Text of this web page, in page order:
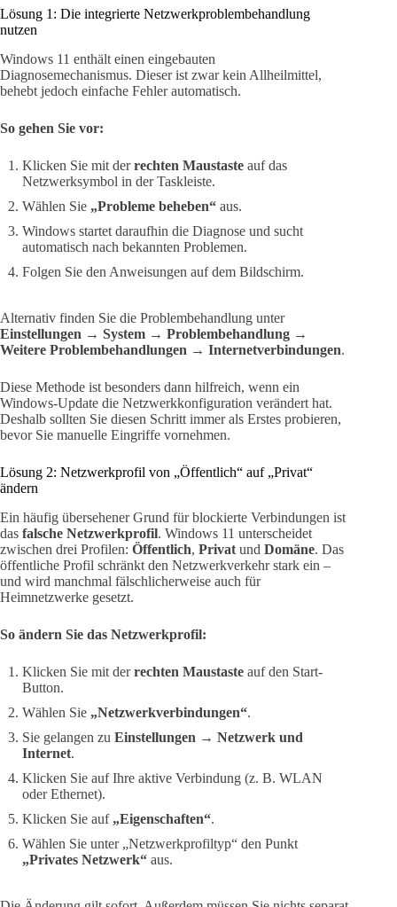
Lösung 1: Die integrierte Netzwerkproblembehandlung
nutzen
Windows 11 enthält einen eingebauten
Diagnosemechanismus. Dieser ist zwar kein Allheilmittel,
behebt jedoch einfache Fehler automatisch.
So gehen Sie vor:
Klicken Sie mit derrechten Maustaste auf das
Netzwerksymbol in der Taskleiste.
Wählen Sie „Probleme beheben“ aus.
Windows startet daraufhin die Diagnose und sucht
automatisch nach bekannten Problemen.
Folgen Sie den Anweisungen auf dem Bildschirm.
Alternativ finden Sie die Problembehandlung unter
Einstellungen → System → Problembehandlung →
Weitere Problembehandlungen → Internetverbindungen.
Diese Methode ist besonders dann hilfreich, wenn ein
Windows-Update die Netzwerkkonfiguration verändert hat.
Deshalb sollten Sie diesen Schritt immer als Erstes probieren,
bevor Sie manuelle Eingriffe vornehmen.
Lösung 2: Netzwerkprofil von „Öffentlich“ auf „Privat“
ändern
Ein häufig übersehener Grund für blockierte Verbindungen ist
das falsche Netzwerkprofil. Windows 11 unterscheidet
zwischen drei Profilen: Öffentlich, Privat und Domäne. Das
öffentliche Profil schränkt den Netzwerkverkehr stark ein –
und wird manchmal fälschlicherweise auch für
Heimnetzwerke gesetzt.
So ändern Sie das Netzwerkprofil:
Klicken Sie mit derrechten Maustaste auf den Start-
Button.
Wählen Sie „Netzwerkverbindungen“.
Sie gelangen zu Einstellungen → Netzwerk und
Internet.
Klicken Sie auf Ihre aktive Verbindung (z. B. WLAN
oder Ethernet).
Klicken Sie auf „Eigenschaften“.
Wählen Sie unter „Netzwerkprofiltyp“ den Punkt
„Privates Netzwerk“ aus.